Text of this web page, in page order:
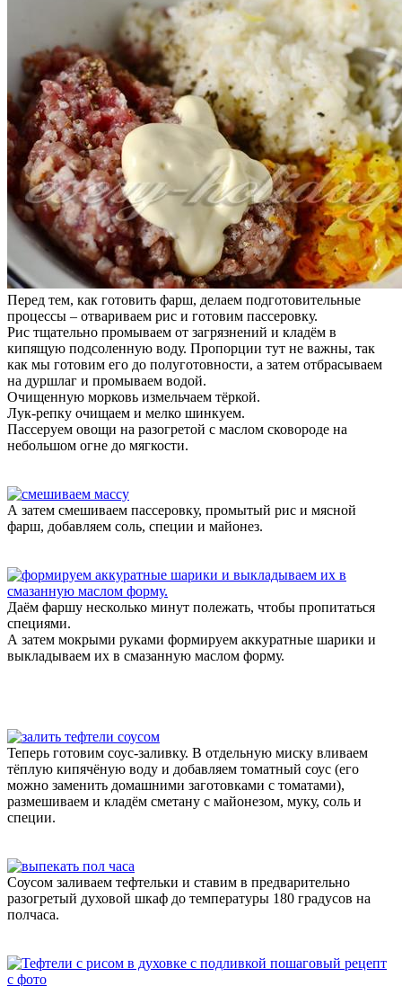
Перед тем, как готовить фарш, делаем подготовительные
процессы – отвариваем рис и готовим пассеровку.
Рис тщательно промываем от загрязнений и кладём в
кипящую подсоленную воду. Пропорции тут не важны, так
как мы готовим его до полуготовности, а затем отбрасываем
на дуршлаг и промываем водой.
Очищенную морковь измельчаем тёркой.
Лук-репку очищаем и мелко шинкуем.
Пассеруем овощи на разогретой с маслом сковороде на
небольшом огне до мягкости.
А затем смешиваем пассеровку, промытый рис и мясной
фарш, добавляем соль, специи и майонез.
Даём фаршу несколько минут полежать, чтобы пропитаться
специями.
А затем мокрыми руками формируем аккуратные шарики и
выкладываем их в смазанную маслом форму.
Теперь готовим соус-заливку. В отдельную миску вливаем
тёплую кипячёную воду и добавляем томатный соус (его
можно заменить домашними заготовками с томатами),
размешиваем и кладём сметану с майонезом, муку, соль и
специи.
Соусом заливаем тефтельки и ставим в предварительно
разогретый духовой шкаф до температуры 180 градусов на
полчаса.